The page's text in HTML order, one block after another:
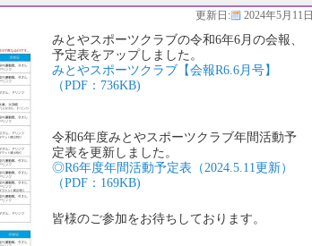
更新日: 2024年5月11日
みとやスポーツクラブの令和6年6月の会報、
予定表をアップしました。
みとやスポーツクラブ【会報R6.6月号】
（PDF：736KB)
令和6年度みとやスポーツクラブ年間活動予
定表を更新しました。
◎R6年度年間活動予定表（2024.5.11更新）
（PDF：169KB)
皆様のご参加をお待ちしております。